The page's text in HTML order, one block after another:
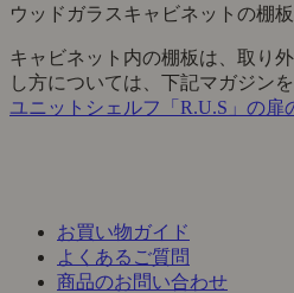
ウッドガラスキャビネットの棚
キャビネット内の棚板は、取り
し方については、下記マガジン
ユニットシェルフ「R.U.S」の扉
お買い物ガイド
よくあるご質問
商品のお問い合わせ